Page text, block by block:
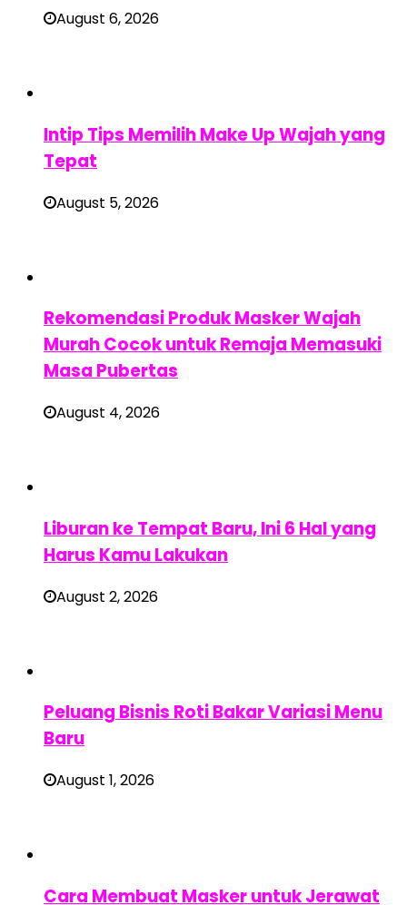
August 6, 2026
Intip Tips Memilih Make Up Wajah yang
Tepat
August 5, 2026
Rekomendasi Produk Masker Wajah
Murah Cocok untuk Remaja Memasuki
Masa Pubertas
August 4, 2026
Liburan ke Tempat Baru, Ini 6 Hal yang
Harus Kamu Lakukan
August 2, 2026
Peluang Bisnis Roti Bakar Variasi Menu
Baru
August 1, 2026
Cara Membuat Masker untuk Jerawat